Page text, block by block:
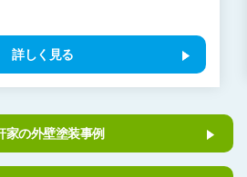
詳しく見る
家の外壁塗装事例